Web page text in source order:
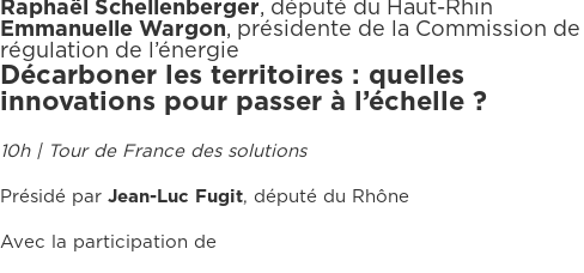
Raphaël Schellenberger, député du Haut-Rhin
Emmanuelle Wargon, présidente de la Commission de
régulation de l’énergie
Décarboner les territoires : quelles
innovations pour passer à l’échelle ?
10h | Tour de France des solutions
Présidé par Jean-Luc Fugit, député du Rhône
Avec la participation de